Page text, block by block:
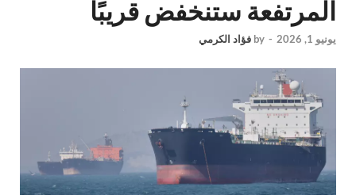
المرتفعة ستنخفض قريبًا
يونيو 1, 2026 -
by فؤاد الكرمي